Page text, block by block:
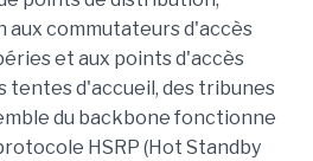
aux commutateurs d'accès
et aux points d'accès
tentes d'accueil, des tribunes
du backbone fonctionne
HSRP (Hot Standby